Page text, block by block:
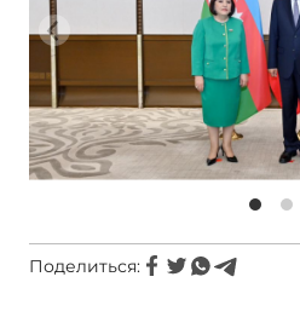
Поделиться: